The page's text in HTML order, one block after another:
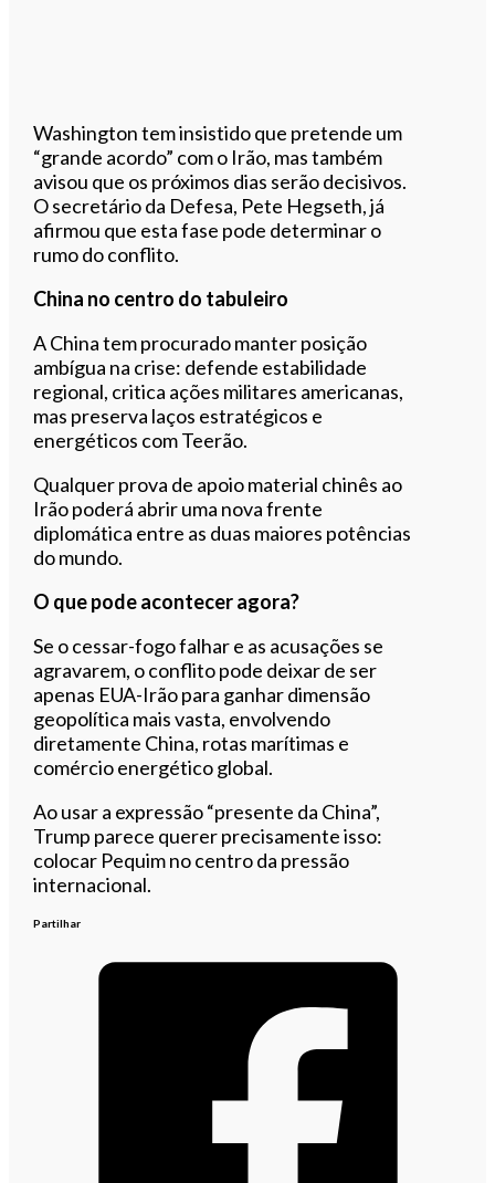
Washington tem insistido que pretende um
“grande acordo” com o Irão, mas também
avisou que os próximos dias serão decisivos.
O secretário da Defesa, Pete Hegseth, já
afirmou que esta fase pode determinar o
rumo do conflito.
China no centro do tabuleiro
A China tem procurado manter posição
ambígua na crise: defende estabilidade
regional, critica ações militares americanas,
mas preserva laços estratégicos e
energéticos com Teerão.
Qualquer prova de apoio material chinês ao
Irão poderá abrir uma nova frente
diplomática entre as duas maiores potências
do mundo.
O que pode acontecer agora?
Se o cessar-fogo falhar e as acusações se
agravarem, o conflito pode deixar de ser
apenas EUA-Irão para ganhar dimensão
geopolítica mais vasta, envolvendo
diretamente China, rotas marítimas e
comércio energético global.
Ao usar a expressão “presente da China”,
Trump parece querer precisamente isso:
colocar Pequim no centro da pressão
internacional.
Partilhar